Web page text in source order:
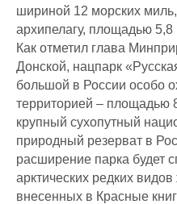
шириной 12 морских
архипелагу, площадью 5,8
Как отметил глава
Донской, нацпарк
большой в России особо
территорией – площадью
крупный сухопутный
природный резерват в
расширение парка будет
арктических редких
внесенных в Красные